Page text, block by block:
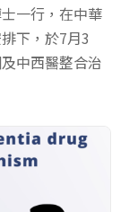
一行，在中華
下，於7月3
中西醫整合治